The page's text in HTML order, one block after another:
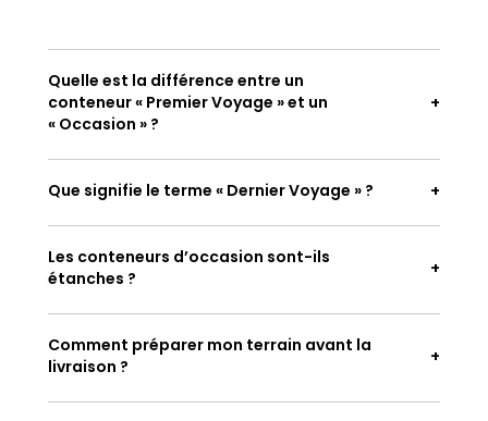
Quelle est la différence entre un
conteneur « Premier Voyage » et un
« Occasion » ?
Que signifie le terme « Dernier Voyage » ?
Les conteneurs d’occasion sont-ils
étanches ?
Comment préparer mon terrain avant la
livraison ?